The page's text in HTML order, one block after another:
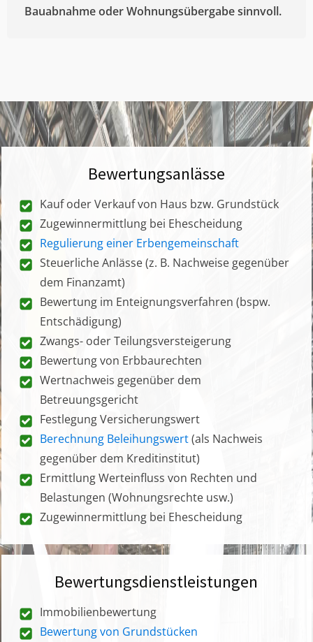
Bauabnahme oder Wohnungsübergabe sinnvoll.
Bewertungsanlässe
Kauf oder Verkauf von Haus bzw. Grundstück
Zugewinnermittlung bei Ehescheidung
Regulierung einer Erbengemeinschaft
Steuerliche Anlässe (z. B. Nachweise gegenüber
dem Finanzamt)
Bewertung im Enteignungsverfahren (bspw.
Entschädigung)
Zwangs- oder Teilungsversteigerung
Bewertung von Erbbaurechten
Wertnachweis gegenüber dem
Betreuungsgericht
Festlegung Versicherungswert
Berechnung Beleihungswert(als Nachweis
gegenüber dem Kreditinstitut)
Ermittlung Werteinfluss von Rechten und
Belastungen (Wohnungsrechte usw.)
Zugewinnermittlung bei Ehescheidung
Bewertungsdienstleistungen
Immobilienbewertung
Bewertung von Grundstücken